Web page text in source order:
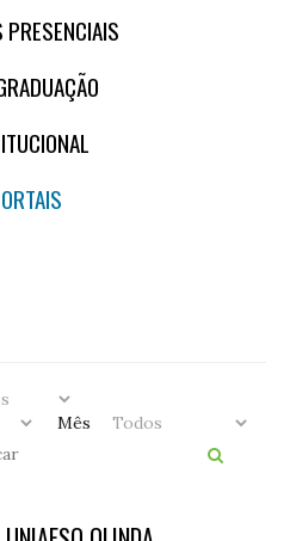
PRESENCIAIS
Mês